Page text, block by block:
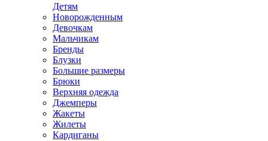
Детям
Новорожденным
Девочкам
Мальчикам
Бренды
Блузки
Большие размеры
Брюки
Верхняя одежда
Джемперы
Жакеты
Жилеты
Кардиганы